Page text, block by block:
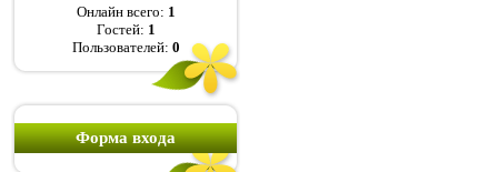
Онлайн всего: 1
Гостей: 1
Пользователей: 0
Форма входа